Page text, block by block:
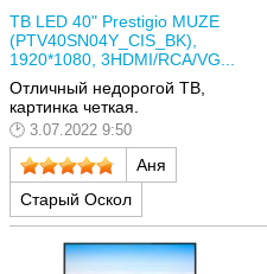
ТВ LED 40" Prestigio MUZE
(PTV40SN04Y_CIS_BK),
1920*1080, 3HDMI/RCA/VG...
Отличный недорогой ТВ,
картинка четкая.
3.07.2022 9:50
Аня
Старый Оскол